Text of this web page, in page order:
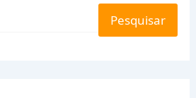
Pesquisar